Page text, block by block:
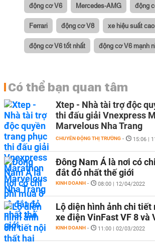
động cơ V6 Mercedes-AMG động
Ferrari động cơ V8 xe hiệu suất cao
động cơ V6 tốt nhất động cơ V6 mạnh
Có thể bạn quan tâm
Xtep - Nhà tài trợ độc
thi đấu giải Vnexpress
Marvelous Nha Trang
CHUYỂN ĐỘNG THỊ TRƯỜNG - 15:06 |
Đông Nam Á là nơi có
đắt đỏ nhất thế giới
KINH DOANH - 08:00 | 12/04/2022
Lộ diện hình ảnh chi
xe điện VinFast VF 8 và
KINH DOANH - 11:00 | 02/03/2022